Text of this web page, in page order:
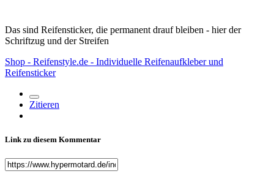
Das sind Reifensticker, die permanent drauf bleiben - hier der
Schriftzug und der Streifen
Shop - Reifenstyle.de - Individuelle Reifenaufkleber und
Reifensticker
Zitieren
Link zu diesem Kommentar